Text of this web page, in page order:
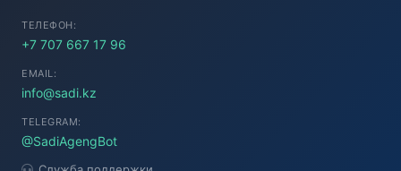
ТЕЛЕФОН:
+7 707 667 17 96
EMAIL:
info@sadi.kz
TELEGRAM:
@SadiAgengBot